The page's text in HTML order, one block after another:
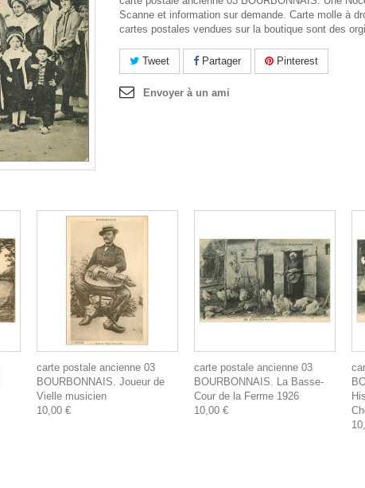
Scanne et information sur demande. Carte molle à
cartes postales vendues sur la boutique sont des
Tweet Partager Pinterest
Envoyer à un ami
carte postale ancienne 03
BOURBONNAIS. Joueur de
Vielle musicien
10,00 €
carte postale ancienne 03
BOURBONNAIS. La Basse-
Cour de la Ferme 1926
10,00 €